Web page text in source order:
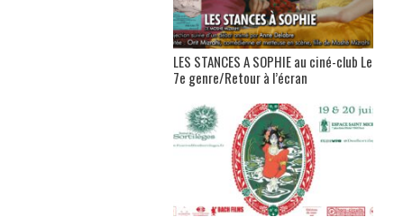
LES STANCES A SOPHIE au ciné-club Le
7e genre/Retour à l’écran